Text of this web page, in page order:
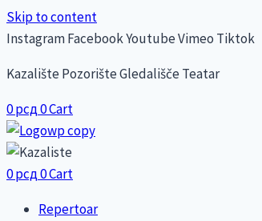
Skip to content
InstagramFacebookYoutubeVimeo Tiktok
Kazalište Pozorište Gledališče Teatar
0рсд0Cart
0рсд0Cart
Repertoar